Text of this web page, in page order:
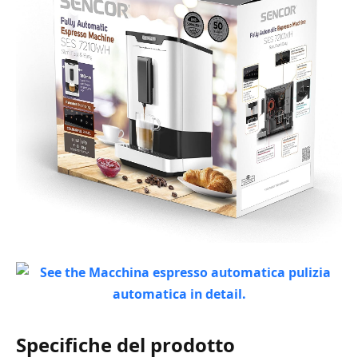
Specifiche del prodotto